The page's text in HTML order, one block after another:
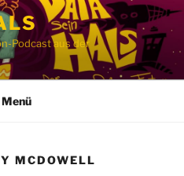
Podcast aus der
Menü
MCDOWELL